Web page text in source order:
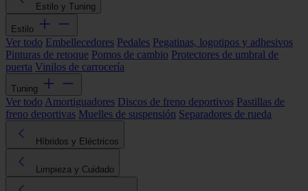
Estilo y Tuning
Estilo
Ver todo Embellecedores Pedales Pegatinas, logotipos y adhesivos
Pinturas de retoque Pomos de cambio Protectores de umbral de
puerta Vinilos de carrocería
Tuning
Ver todo Amortiguadores Discos de freno deportivos Pastillas de
freno deportivas Muelles de suspensión Separadores de rueda
Híbridos y Eléctricos
Limpieza y Cuidado